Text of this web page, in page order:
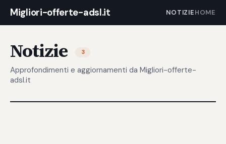
Migliori-offerte-adsl.it NOTIZIEHOME
Notizie 3
Approfondimenti e aggiornamenti da Migliori-offerte-
adsl.it